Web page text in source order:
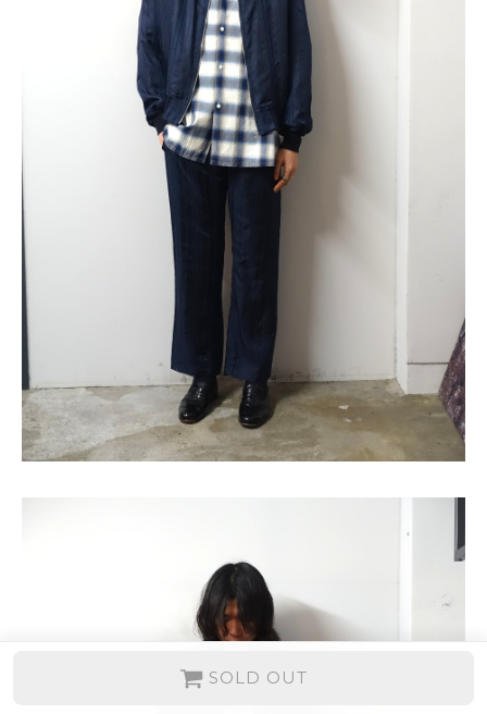
SOLD OUT